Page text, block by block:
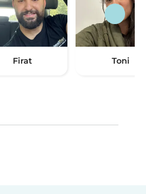
Firat Toni